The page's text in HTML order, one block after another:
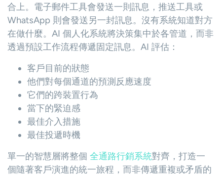
合上。電子郵件工具會發送一則訊息，推送工具或
WhatsApp 則會發送另一封訊息。沒有系統知道對方
在做什麼。AI 個人化系統將決策集中於各管道，而非
透過預設工作流程傳遞固定訊息。AI 評估：
客戶目前的狀態
他們對每個通道的預測反應速度
它們的跨裝置行為
當下的緊迫感
最佳介入措施
最佳投遞時機
單一的智慧層將整個 全通路行銷系統對齊，打造一
個隨著客戶演進的統一旅程，而非傳遞重複或矛盾的